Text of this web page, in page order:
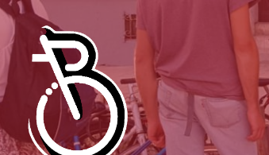
Skip
content